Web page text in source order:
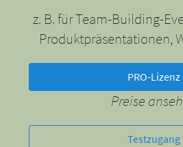
z. B. für Team-Building-
Produktpräsentationen,
PRO-Lizenz
Preise
Testzugang